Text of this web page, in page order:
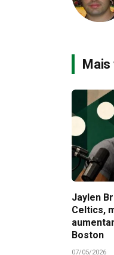
Mais
Jaylen
Celtics,
Boston
07/05/2026